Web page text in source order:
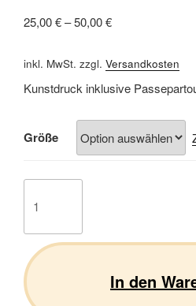
25,00€–50,00€
inkl. MwSt. zzgl. Versandkosten
Kunstdruck inklusive
Größe
Crested
Menge
In den